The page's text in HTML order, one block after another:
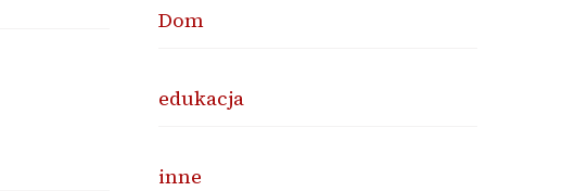
Dom
edukacja
inne